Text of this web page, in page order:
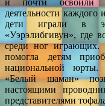
деятельности
дети играли в
«Уэрэлибгивун», где
среди ног играющих.
помогла детям
национальной юрты.
«Белый шаман»
настоящими
представителями